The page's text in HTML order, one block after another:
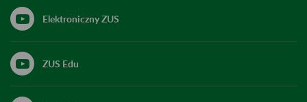
Elektroniczny ZUS
ZUS Edu